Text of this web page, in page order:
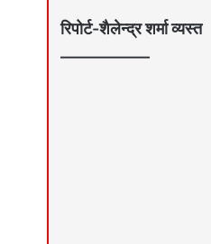
रिपोर्ट-शैलेन्द्र शर्मा व्यस्त
—————–